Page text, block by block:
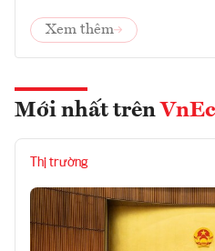
Xem thêm
Mới nhất trên
Thị trường